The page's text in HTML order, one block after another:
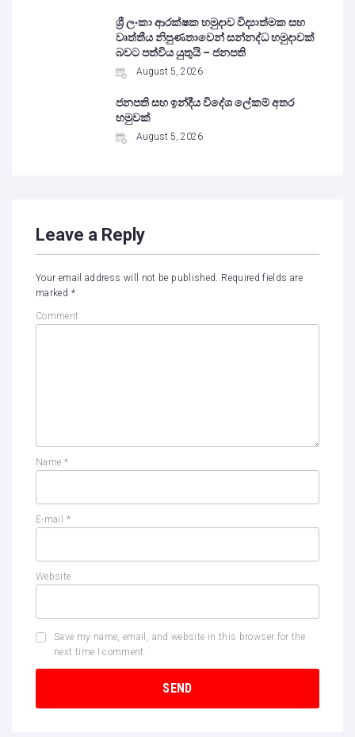
ශ්‍රී ලංකා ආරක්ෂක හමුදාව විද්‍යාත්මක සහ
වෘත්තීය නිපුණතාවෙන් සන්නද්ධ හමුදාවක්
බවට පත්විය යුතුයි – ජනපති
August 5, 2026
ජනපති සහ ඉන්දීය විදේශ ලේකම් අතර
හමුවක්
August 5, 2026
Leave a Reply
Your email address will not be published. Required fields are
marked *
Comment
Name *
E-mail *
Website
Save my name, email, and website in this browser for the
next time I comment.